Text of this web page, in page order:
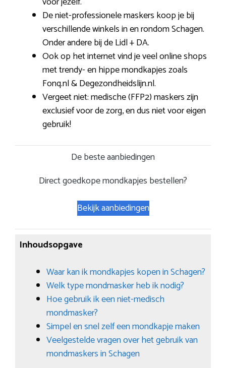
De niet-professionele maskers koop je bij
verschillende winkels in en rondom Schagen.
Onder andere bij de Lidl + DA.
Ook op het internet vind je veel online shops
met trendy- en hippe mondkapjes zoals
Fonq.nl & Degezondheidslijn.nl.
Vergeet niet: medische (FFP2) maskers zijn
exclusief voor de zorg, en dus niet voor eigen
gebruik!
De beste aanbiedingen
Direct goedkope mondkapjes bestellen?
Bekijk aanbiedingen
Inhoudsopgave
Waar kan ik mondkapjes kopen in Schagen?
Welk type mondmasker heb ik nodig?
Hoe gebruik ik een niet-medisch
mondmasker?
Simpel en snel zelf een mondkapje maken
Veelgestelde vragen over het gebruik van
mondmaskers in Schagen